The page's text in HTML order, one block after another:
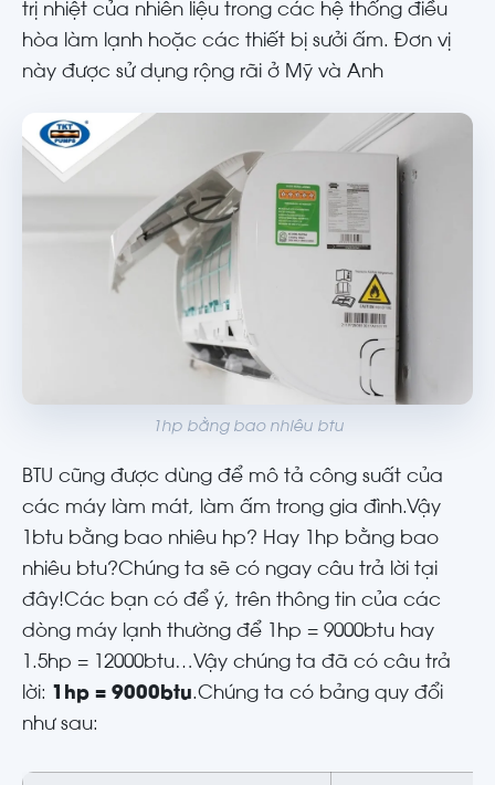
trị nhiệt của nhiên liệu trong các hệ thống điều
hòa làm lạnh hoặc các thiết bị sưởi ấm. Đơn vị
này được sử dụng rộng rãi ở Mỹ và Anh
1hp bằng bao nhiêu btu
BTU cũng được dùng để mô tả công suất của
các máy làm mát, làm ấm trong gia đình.Vậy
1btu bằng bao nhiêu hp? Hay 1hp bằng bao
nhiêu btu?Chúng ta sẽ có ngay câu trả lời tại
đây!Các bạn có để ý, trên thông tin của các
dòng máy lạnh thường để 1hp = 9000btu hay
1.5hp = 12000btu…Vậy chúng ta đã có câu trả
lời:
1hp = 9000btu.Chúng ta có bảng quy đổi
như sau: